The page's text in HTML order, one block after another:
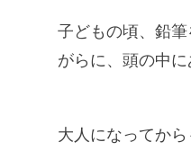
子どもの頃、鉛
がらに、頭の中
大人になってか